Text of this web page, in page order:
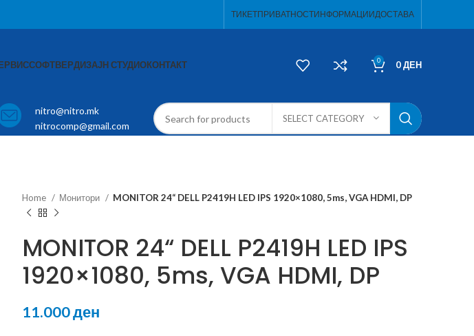
ТИКЕТПРИВАТНОСТИНФОРМАЦИИДОСТАВА
СОФТВЕРДИЗАЈН СТУДИОКОНТАКТ 0 0ДЕН
nitro@nitro.mk
nitrocomp@gmail.com
SELECT CATEGORY
Home
Монитори MONITOR 24“ DELL P2419H LED IPS 1920×1080, 5ms, VGA HDMI, DP
MONITOR 24“ DELL P2419H LED IPS
1920×1080, 5ms, VGA HDMI, DP
11.000ден